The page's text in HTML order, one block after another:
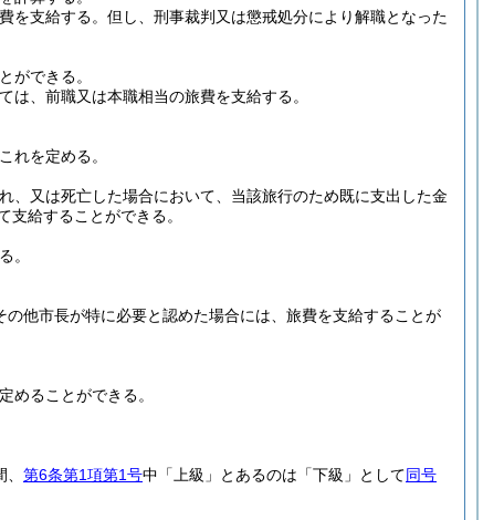
を支給する。 但し、刑事裁判又は懲戒処分により解職となった
ができる。
、前職又は本職相当の旅費を支給する。
れを定める。
、又は死亡した場合において、当該旅行のため既に支出した金
給することができる。
。
他市長が特に必要と認めた場合には、旅費を支給することが
めることができる。
第6条第1項第1号中「上級」とあるのは「下級」として同号